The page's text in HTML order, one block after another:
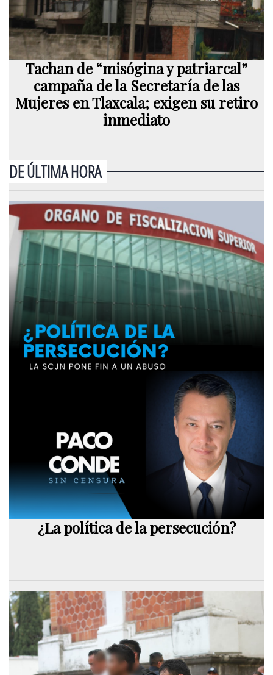
Tachan de “misógina y patriarcal”
campaña de la Secretaría de las
Mujeres en Tlaxcala; exigen su retiro
inmediato
DE ÚLTIMA HORA
¿La política de la persecución?